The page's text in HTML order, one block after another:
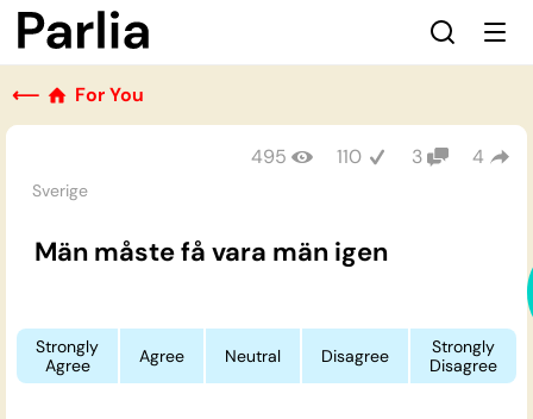
⟵ For You
Sverige
495 110 3 4
Män måste få vara män igen
Strongly
Agree
Agree Neutral Disagree
Strongly
Disagree